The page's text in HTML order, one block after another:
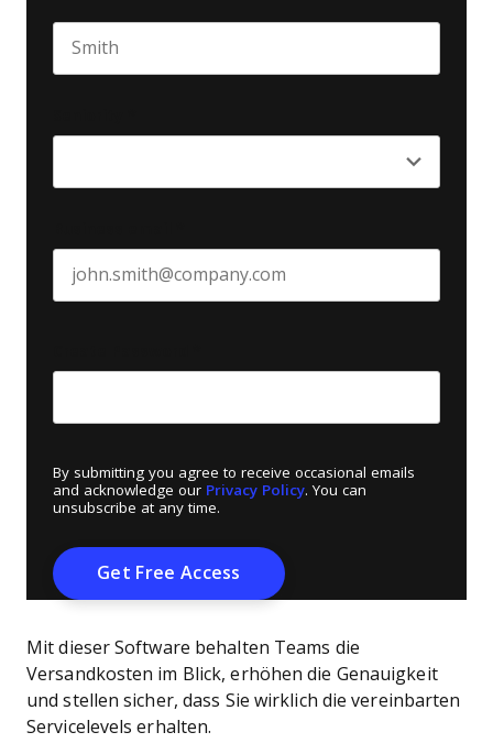
By submitting you agree to receive occasional emails
and acknowledge our Privacy Policy. You can
unsubscribe at any time.
Mit dieser Software behalten Teams die
Versandkosten im Blick, erhöhen die Genauigkeit
und stellen sicher, dass Sie wirklich die vereinbarten
Servicelevels erhalten.